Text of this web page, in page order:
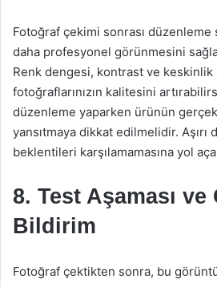
Fotoğraf çekimi sonrası
daha profesyonel görünmesini
Renk dengesi, kontrast ve keskinlik
fotoğraflarınızın kalitesini
düzenleme yaparken ürünün
yansıtmaya dikkat edilmelidir. Aşırı
beklentileri karşılamamasına yol
8. Test Aşaması ve
Bildirim
Fotoğraf çektikten sonra, bu